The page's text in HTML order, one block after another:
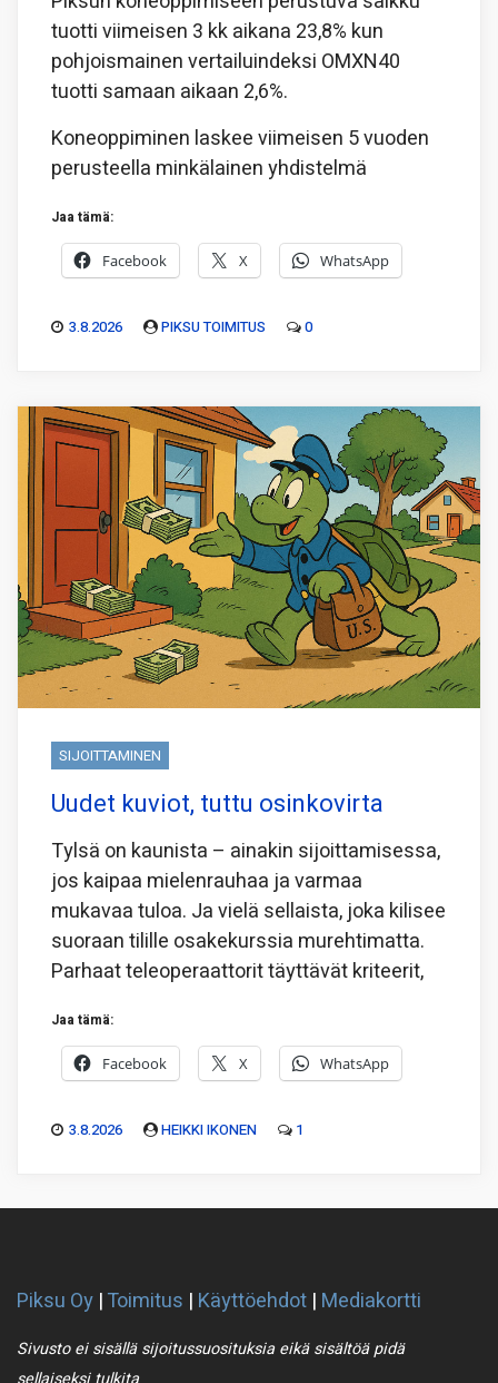
tuotti viimeisen 3 kk aikana 23,8% kun
pohjoismainen vertailuindeksi OMXN40
tuotti samaan aikaan 2,6%.
Koneoppiminen laskee viimeisen 5 vuoden
perusteella minkälainen yhdistelmä
Jaa tämä:
Facebook X WhatsApp
3.8.2026 PIKSU TOIMITUS 0
SIJOITTAMINEN
Uudet kuviot, tuttu osinkovirta
Tylsä on kaunista – ainakin sijoittamisessa,
jos kaipaa mielenrauhaa ja varmaa
mukavaa tuloa. Ja vielä sellaista, joka kilisee
suoraan tilille osakekurssia murehtimatta.
Parhaat teleoperaattorit täyttävät kriteerit,
Jaa tämä:
Facebook X WhatsApp
3.8.2026 HEIKKI IKONEN 1
Piksu Oy |Toimitus | Käyttöehdot | Mediakortti
Sivusto ei sisällä sijoitussuosituksia eikä sisältöä pidä